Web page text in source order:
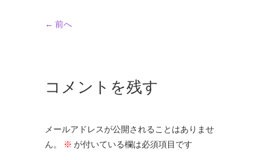
← 前へ
コメントを残す
メールアドレスが公開されることはありませ
ん。
※ が付いている欄は必須項目です